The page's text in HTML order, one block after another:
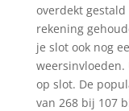
overdekt
rekening
je slot ook nog
weersinvloeden.
op slot. De
van 268 bij 107